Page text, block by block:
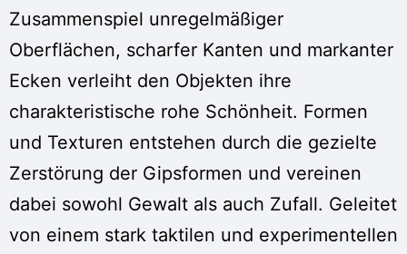
Zusammenspiel unregelmäßiger
Oberflächen, scharfer Kanten und markanter
Ecken verleiht den Objekten ihre
charakteristische rohe Schönheit. Formen
und Texturen entstehen durch die gezielte
Zerstörung der Gipsformen und vereinen
dabei sowohl Gewalt als auch Zufall. Geleitet
von einem stark taktilen und experimentellen